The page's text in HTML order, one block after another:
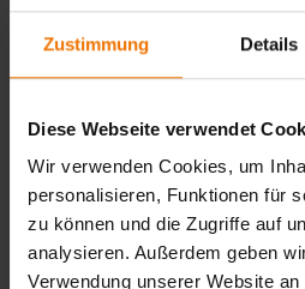
Zustimmung Details
Diese Webseite verwendet
Wir verwenden Cookies, um
personalisieren, Funktionen für
zu können und die Zugriffe auf
analysieren. Außerdem geben
Verwendung unserer Website
Wir verarbeiten Ihre
datenschutzkonform. Weitere
Datenschutzerklärung